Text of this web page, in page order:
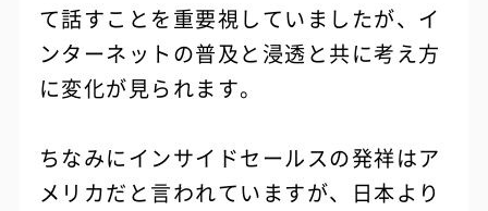
て話すことを重要視していましたが、イ
ンターネットの普及と浸透と共に考え方
に変化が見られます。
ちなみにインサイドセールスの発祥はア
メリカだと言われていますが、日本より